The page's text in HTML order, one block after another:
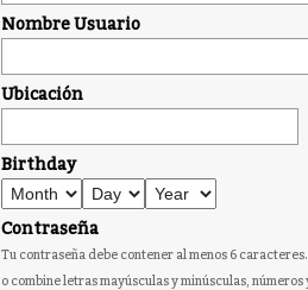
Nombre Usuario
Ubicación
Birthday
Contraseña
Tu contraseña debe contener al menos 6
o combine letras mayúsculas y minúsculas, números